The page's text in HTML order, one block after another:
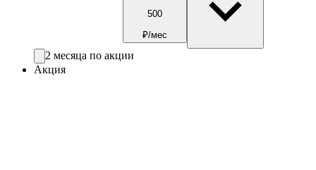
500
₽/мес
2 месяца по акции
Акция